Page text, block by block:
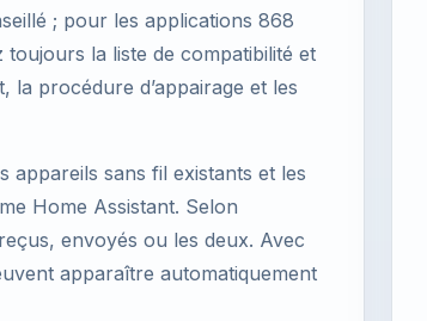
; pour les applications 868
la liste de compatibilité et
procédure d’appairage et les
appareils sans fil existants et les
Home Assistant. Selon
envoyés ou les deux. Avec
apparaître automatiquement